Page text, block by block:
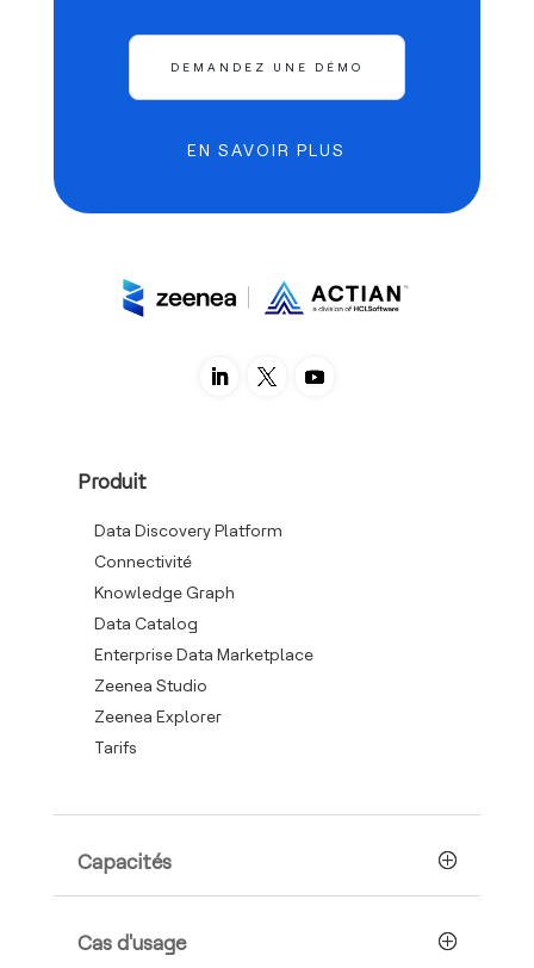
DEMANDEZ UNE DÉMO
EN SAVOIR PLUS
Produit
Data Discovery Platform
Connectivité
Knowledge Graph
Data Catalog
Enterprise Data Marketplace
Zeenea Studio
Zeenea Explorer
Tarifs
Capacités
Cas d'usage